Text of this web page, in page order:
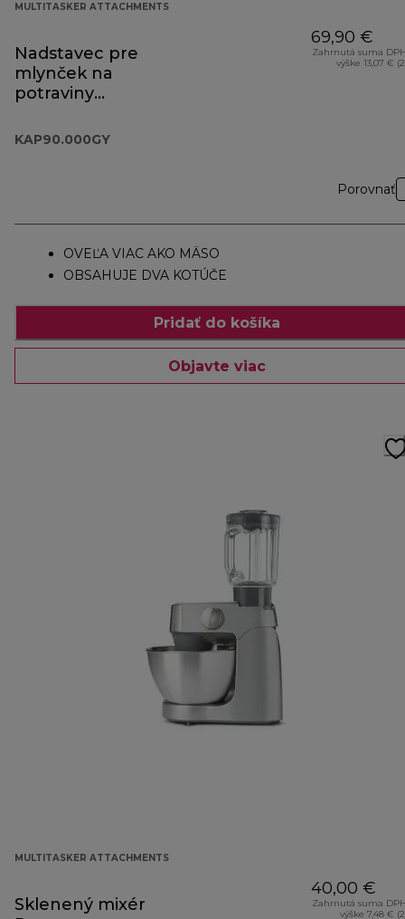
MULTITASKER ATTACHMENTS
Nadstavec pre
mlynček na
potraviny
KAP90.000GY
KAP90.000GY
69,90 €
Zahrnutá suma
výške 13,07 €
Porovnať
OVEĽA VIAC AKO MÄSO
OBSAHUJE DVA KOTÚČE
Pridať do košíka
Objavte viac
MULTITASKER ATTACHMENTS
Sklenený mixér
40,00 €
Zahrnutá suma
výške 7,48 €